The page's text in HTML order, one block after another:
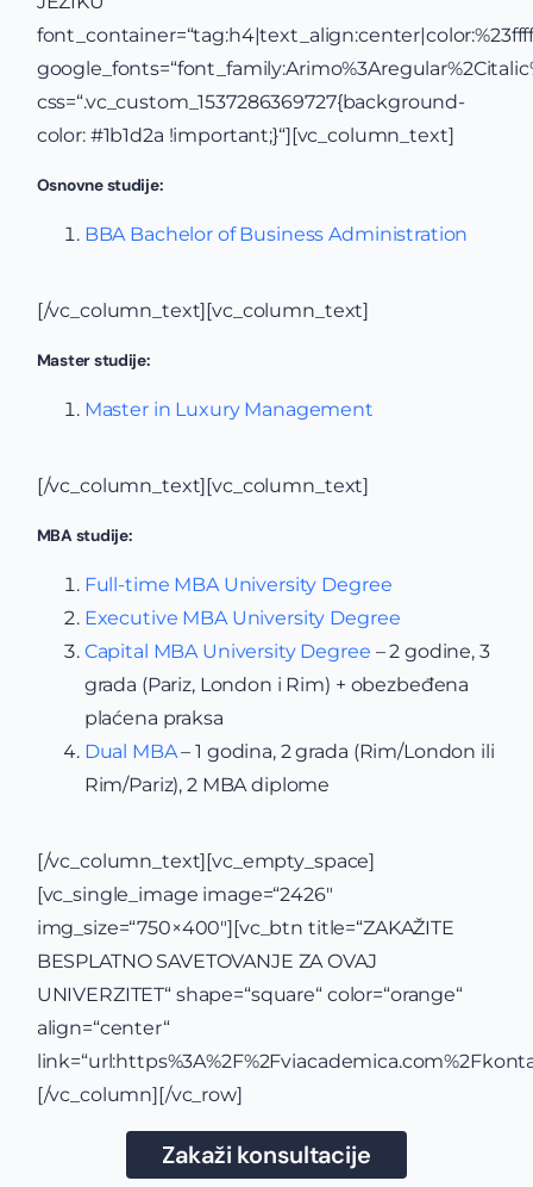
css=“.vc_custom_1537286369727{background-
color: #1b1d2a !important;}“][vc_column_text]
Osnovne studije:
BBA Bachelor of Business Administration
[/vc_column_text][vc_column_text]
Master studije:
Master in Luxury Management
[/vc_column_text][vc_column_text]
MBA studije:
Full-time MBA University Degree
Executive MBA University Degree
Capital MBA University Degree – 2 godine, 3
grada (Pariz, London i Rim) + obezbeđena
plaćena praksa
Dual MBA– 1 godina, 2 grada (Rim/London ili
Rim/Pariz), 2 MBA diplome
[/vc_column_text][vc_empty_space]
[vc_single_image image=“2426″
img_size=“750×400″][vc_btn title=“ZAKAŽITE
BESPLATNO SAVETOVANJE ZA OVAJ
UNIVERZITET“ shape=“square“ color=“orange“
align=“center“
[/vc_column][/vc_row]
Zakaži konsultacije